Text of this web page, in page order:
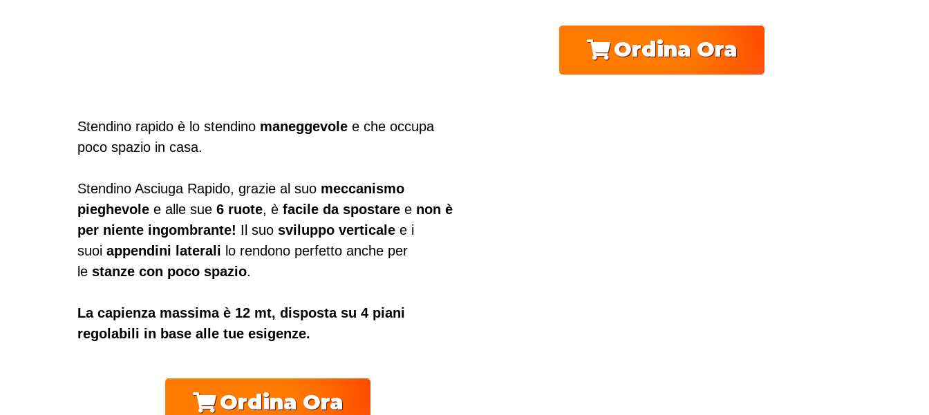
Ordina Ora
Stendino rapido è lo stendino maneggevole e che occupa
poco spazio in casa.
Stendino Asciuga Rapido, grazie al suo meccanismo
pieghevole e alle sue 6 ruote, è facile da spostare e non è
per niente ingombrante! Il suo sviluppo verticale e i
suoi appendini laterali lo rendono perfetto anche per
le stanze con poco spazio.
La capienza massima è 12 mt, disposta su 4 piani
regolabili in base alle tue esigenze.
Ordina Ora